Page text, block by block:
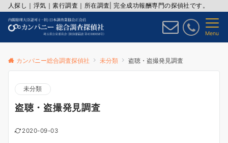
人探し｜浮気｜素行調査｜所在調査| 完全成功報酬専門の探偵社です。
Menu
カンパニー総合調査探偵社 未分類 盗聴・盗撮発見調査
未分類
盗聴・盗撮発見調査
2020-09-03